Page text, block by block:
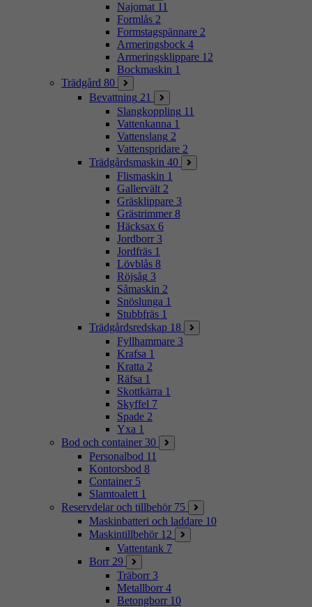
Najomat 11
Formlås 2
Formstagspännare 2
Armeringsbock 4
Armeringsklippare 12
Bockmaskin 1
Trädgård 80
Bevattning 21
Slangkoppling 11
Vattenkanna 1
Vattenslang 2
Vattenspridare 2
Trädgårdsmaskin 40
Flismaskin 1
Gallervält 2
Gräsklippare 3
Grästrimmer 8
Häcksax 6
Jordborr 3
Jordfräs 1
Lövblås 8
Röjsåg 3
Såmaskin 2
Snöslunga 1
Stubbfräs 1
Trädgårdsredskap 18
Fyllhammare 3
Krafsa 1
Kratta 2
Räfsa 1
Skottkärra 1
Skyffel 7
Spade 2
Yxa 1
Bod och container 30
Personalbod 11
Kontorsbod 8
Container 5
Slamtoalett 1
Reservdelar och tillbehör 75
Maskinbatteri och laddare 10
Maskintillbehör 12
Vattentank 7
Borr 29
Träborr 3
Metallborr 4
Betongborr 10